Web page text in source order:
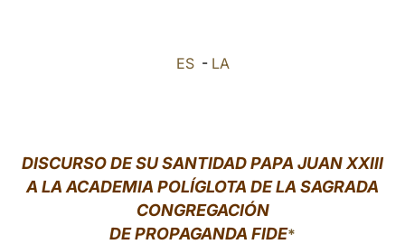
ES- LA
DISCURSO DE SU SANTIDAD PAPA JUAN XXIII
A LA ACADEMIA POLÍGLOTA DE LA SAGRADA
CONGREGACIÓN
DE PROPAGANDA FIDE*